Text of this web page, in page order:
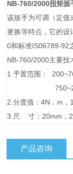
NB-760/2000扭矩扳
该扳手为可调（定值
更换等特点，它的
0和标准IS06789-92
NB-760/2000主要技
1.予置范围：
2.分度值：4N．m，
3.尺 寸：20mm，
产品咨询